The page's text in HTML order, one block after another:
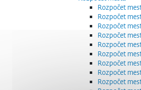
Rozpočet
Rozpočet
Rozpočet
Rozpočet
Rozpočet
Rozpočet
Rozpočet
Rozpočet
Rozpočet